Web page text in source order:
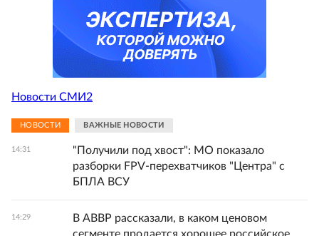
Новости СМИ2
НОВОСТИ ВАЖНЫЕ НОВОСТИ
14:31
"Получили под хвост": МО показало
разборки FPV-перехватчиков "Центра" с
БПЛА ВСУ
14:29
В АВВР рассказали, в каком ценовом
сегменте продается хорошее российское